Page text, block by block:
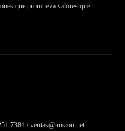
que promueva valores que
7384 / ventas@unsion.net